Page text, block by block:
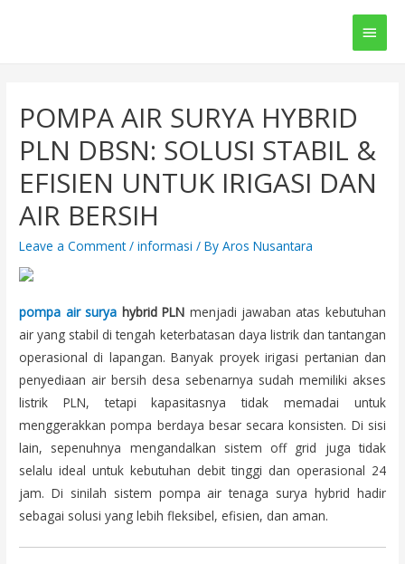
Main
POMPA AIR SURYA HYBRID
PLN DBSN: SOLUSI STABIL &
EFISIEN UNTUK IRIGASI DAN
AIR BERSIH
Leave a Comment /informasi / ByAros Nusantara
pompa air surya hybrid PLN menjadi jawaban atas kebutuhan
air yang stabil di tengah keterbatasan daya listrik dan tantangan
operasional di lapangan. Banyak proyek irigasi pertanian dan
penyediaan air bersih desa sebenarnya sudah memiliki akses
listrik PLN, tetapi kapasitasnya tidak memadai untuk
menggerakkan pompa berdaya besar secara konsisten. Di sisi
lain, sepenuhnya mengandalkan sistem off grid juga tidak
selalu ideal untuk kebutuhan debit tinggi dan operasional 24
jam. Di sinilah sistem pompa air tenaga surya hybrid hadir
sebagai solusi yang lebih fleksibel, efisien, dan aman.